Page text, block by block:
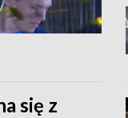
się z